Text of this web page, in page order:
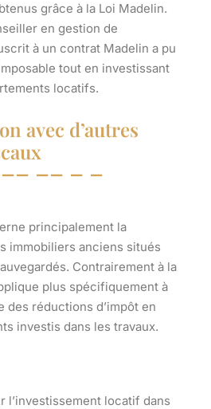
grâce à la Loi Madelin.
en gestion de
à un contrat Madelin a pu
tout en investissant
locatifs.
avec d’autres
principalement la
immobiliers anciens situés
Contrairement à la
plus spécifiquement à
des réductions d’impôt en
investis dans les travaux.
l’investissement locatif dans